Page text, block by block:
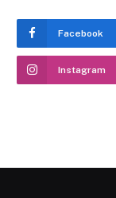
Facebook
Instagram